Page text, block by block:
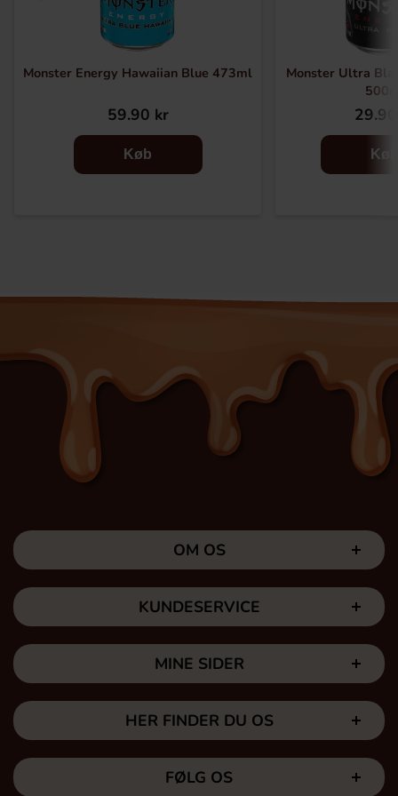
Monster Energy Hawaiian Blue 473ml
59.90 kr
Køb
Monster Ultra
Køb
OM OS
KUNDESERVICE
MINE SIDER
HER FINDER DU OS
FØLG OS